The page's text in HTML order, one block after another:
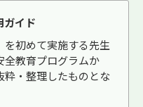
ガイド
初めて実施する先生
全教育プログラムか
粋・整理したものとな